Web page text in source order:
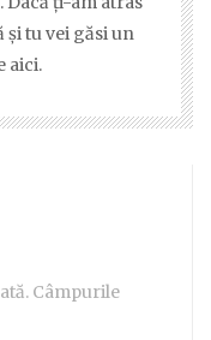
şi tu vei găsi un
aici.
Câmpurile